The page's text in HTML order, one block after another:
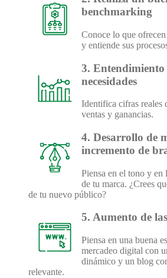
benchmarking
Conoce lo que
y entiende sus
3. Entendimiento
necesidades
Identifica cifras reales
ventas y ganancias.
4. Desarrollo de
incremento de
Piensa en el tono y en
de tu marca. ¿Crees
de tu nuevo público?
5. Aumento de
Piensa en una buena
mercadeo digital con
dinámico y un blog
relevante.